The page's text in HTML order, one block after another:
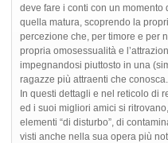
deve fare i conti con un momento
quella matura, scoprendo la
percezione che, per timore e per
propria omosessualità e
impegnandosi piuttosto in una
ragazze più attraenti che conosca.
In questi dettagli e nel reticolo di
ed i suoi migliori amici si
elementi “di disturbo”, di
visti anche nella sua opera più